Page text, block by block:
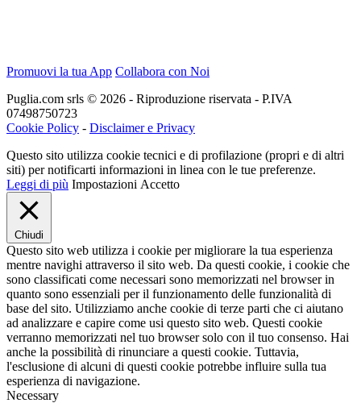
Promuovi la tua App Collabora con Noi
Puglia.com srls © 2026 - Riproduzione riservata - P.IVA
07498750723
Cookie Policy - Disclaimer e Privacy
Questo sito utilizza cookie tecnici e di profilazione (propri e di altri
siti) per notificarti informazioni in linea con le tue preferenze.
Leggi di più Impostazioni Accetto
Chiudi
Questo sito web utilizza i cookie per migliorare la tua esperienza
mentre navighi attraverso il sito web. Da questi cookie, i cookie che
sono classificati come necessari sono memorizzati nel browser in
quanto sono essenziali per il funzionamento delle funzionalità di
base del sito. Utilizziamo anche cookie di terze parti che ci aiutano
ad analizzare e capire come usi questo sito web. Questi cookie
verranno memorizzati nel tuo browser solo con il tuo consenso. Hai
anche la possibilità di rinunciare a questi cookie. Tuttavia,
l'esclusione di alcuni di questi cookie potrebbe influire sulla tua
esperienza di navigazione.
Necessary